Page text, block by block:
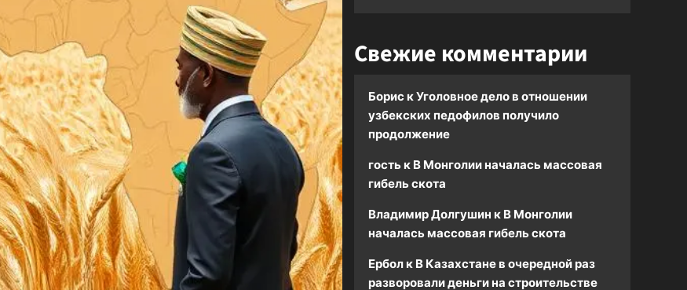
Свежие комментарии
БорискУголовное дело в отношении
узбекских педофилов получило
продолжение
гостьк В Монголии началась массовая
гибель скота
Владимир Долгушин к В Монголии
началась массовая гибель скота
Ерболк В Казахстане в очередной раз
разворовали деньги на строительстве